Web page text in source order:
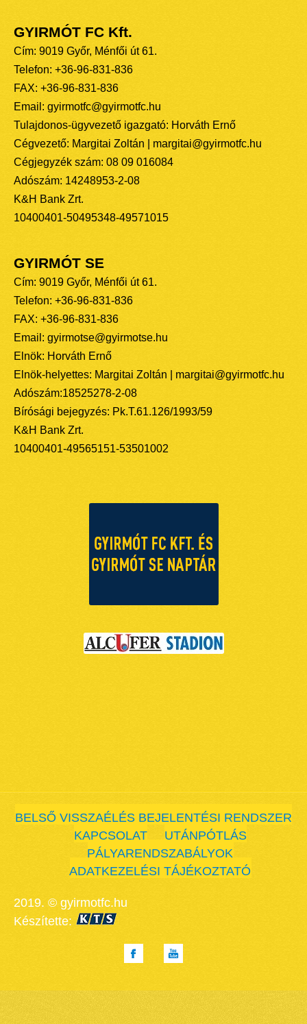
GYIRMÓT FC Kft.
Cím: 9019 Győr, Ménfői út 61.
Telefon: +36-96-831-836
FAX: +36-96-831-836
Email: gyirmotfc@gyirmotfc.hu
Tulajdonos-ügyvezető igazgató: Horváth Ernő
Cégvezető: Margitai Zoltán | margitai@gyirmotfc.hu
Cégjegyzék szám: 08 09 016084
Adószám: 14248953-2-08
K&H Bank Zrt.
10400401-50495348-49571015
GYIRMÓT SE
Cím: 9019 Győr, Ménfői út 61.
Telefon: +36-96-831-836
FAX: +36-96-831-836
Email: gyirmotse@gyirmotse.hu
Elnök: Horváth Ernő
Elnök-helyettes: Margitai Zoltán | margitai@gyirmotfc.hu
Adószám:18525278-2-08
Bírósági bejegyzés: Pk.T.61.126/1993/59
K&H Bank Zrt.
10400401-49565151-53501002
BELSŐ VISSZAÉLÉS BEJELENTÉSI RENDSZER
KAPCSOLAT
UTÁNPÓTLÁS
PÁLYARENDSZABÁLYOK
ADATKEZELÉSI TÁJÉKOZTATÓ
2019. © gyirmotfc.hu
Készítette: